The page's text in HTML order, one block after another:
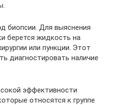
биопсии. Для выяснения
берется жидкость на
или пункции. Этот
диагностировать наличие
эффективности
относятся к группе